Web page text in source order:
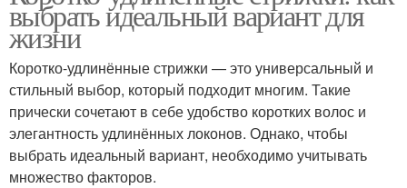
выбрать идеальный вариант для
жизни
Коротко-удлинённые стрижки — это универсальный и
стильный выбор, который подходит многим. Такие
прически сочетают в себе удобство коротких волос и
элегантность удлинённых локонов. Однако, чтобы
выбрать идеальный вариант, необходимо учитывать
множество факторов.